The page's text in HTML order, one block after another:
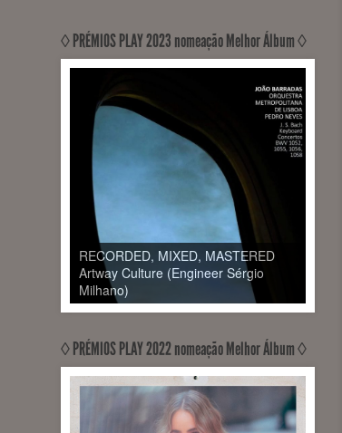
◊ PRÉMIOS PLAY 2023 nomeação Melhor Álbum ◊
RECORDED, MIXED, MASTERED
Artway Culture (Engineer Sérgio
Milhano)
◊ PRÉMIOS PLAY 2022 nomeação Melhor Álbum ◊